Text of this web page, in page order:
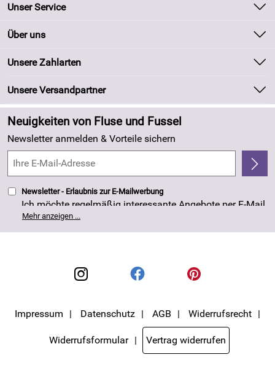
Unser Service
Kontakt
Kundeninformationen
Newsletter
Zahlung und Versand
Kundenlogin
Über uns
Unsere Bestseller
Neu
Angebote
Made in Germany
4,8/5
Unsere Zahlarten
Unsere Versandpartner
Neuigkeiten von Fluse und Fussel
Newsletter anmelden & Vorteile sichern
Newsletter - Erlaubnis zur E-Mailwerbung
Ich möchte regelmäßig interessante Angebote per E-Mail
erhalten. Meine E-Mail-Adresse wird nicht an andere
Unternehmen weitergegeben. Die Einwilligung zur
Nutzung meiner E-Mail- Adresse für Werbezwecke kann
Mehr anzeigen ...
Impressum Datenschutz AGB Widerrufsrecht
Widerrufsformular Vertrag widerrufen